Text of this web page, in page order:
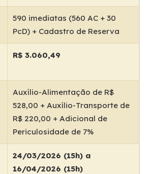
590 imediatas (560 AC + 30
PcD) + Cadastro de Reserva
R$ 3.060,49
Auxílio-Alimentação de R$
528,00 + Auxílio-Transporte de
R$ 220,00 + Adicional de
Periculosidade de 7%
24/03/2026 (15h) a
16/04/2026 (15h)